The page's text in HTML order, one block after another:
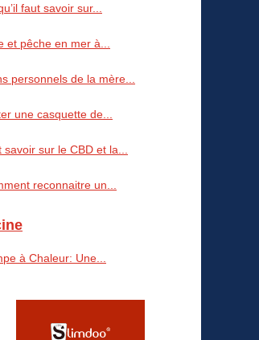
faut savoir sur...
et pêche en mer à...
personnels de la mère...
une casquette de...
savoir sur le CBD et la...
reconnaitre un...
à Chaleur: Une...